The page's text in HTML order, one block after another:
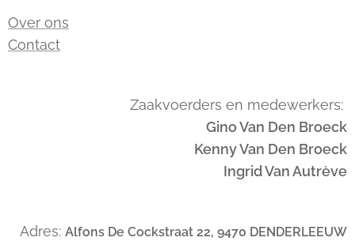
Over ons
Contact
Zaakvoerders en medewerkers:
Gino Van Den Broeck
Kenny Van Den Broeck
Ingrid Van Autrève
Adres: Alfons De Cockstraat 22, 9470 DENDERLEEUW